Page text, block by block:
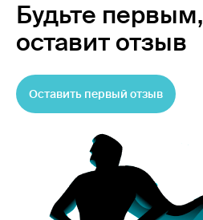
Будьте первым,
оставит отзыв
Оставить первый отзыв